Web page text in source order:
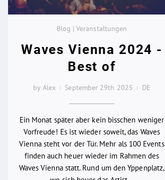
Blog | Veranstaltungen
Waves Vienna 2024 -
Best of
by Alex September 29th 2025 DE
Ein Monat später aber kein bisschen weniger
Vorfreude! Es ist wieder soweit, das Waves
Vienna steht vor der Tür. Mehr als 100 Events
finden auch heuer wieder im Rahmen des
Waves Vienna statt. Rund um den Yppenplatz,